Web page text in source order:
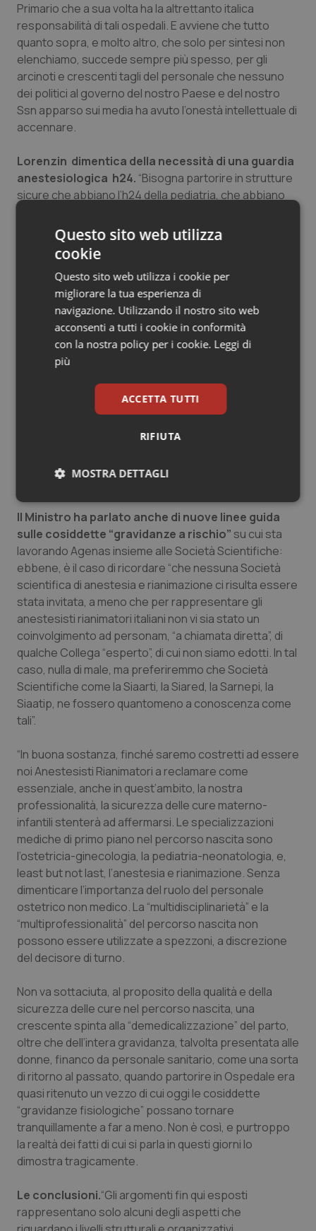
Primario che a sua volta ha la altrettanto italica
responsabilità di tali ospedali. E avviene che tutto
quanto sopra, e molto altro, che solo per sintesi non
elenchiamo, succede sempre più spesso, per gli
arcinoti e crescenti tagli del personale che nessuno
dei politici al governo del nostro Paese e del nostro
Ssn apparso sui media ha avuto l’onestà intellettuale di
accennare.
Lorenzin dimentica della necessità di una guardia
anestesiologica h24. “Bisogna partorire in strutture
sicure che abbiano l’h24 della pediatria, che abbiano
subintensiva per la partoriente” ha dichiarato il Ministro
Lorenzin. Le va riconosciuto il merito con quest’ultima
precisazione – proseguono gli anestesisti dell’Aaroi
Emac – “di aver metabolizzato il necessario
superamento di una visione esclusivamente
“neonatocentrica” del percorso nascita in Italia, che
finora ha albergato in diverse sedi istituzionali,
comprese alcune commissioni parlamentari dedicate a
quest’ambito del nostro Ssn. Peccato si sia
dimenticata della necessità di una guardia
anestesiologica, anch’essa h24. Può darsi che una
comprensibile difficoltà a tenere in debito conto tutta
la complessità organizzativa e professionale che
perdere di vista questo dettaglio… se così è stato,
nessun problema, siamo qui a ricordarglielo”.
Il Ministro ha parlato anche di nuove linee guida
sulle cosiddette “gravidanze a rischio” su cui sta
lavorando Agenas insieme alle Società Scientifiche:
ebbene, è il caso di ricordare “che nessuna Società
scientifica di anestesia e rianimazione ci risulta essere
stata invitata, a meno che per rappresentare gli
anestesisti rianimatori italiani non vi sia stato un
coinvolgimento ad personam, “a chiamata diretta”, di
qualche Collega “esperto”, di cui non siamo edotti. In tal
caso, nulla di male, ma preferiremmo che Società
Scientifiche come la Siaarti, la Siared, la Sarnepi, la
Siaatip, ne fossero quantomeno a conoscenza come
tali”.
“In buona sostanza, finché saremo costretti ad essere
noi Anestesisti Rianimatori a reclamare come
essenziale, anche in quest’ambito, la nostra
professionalità, la sicurezza delle cure materno-
infantili stenterà ad affermarsi. Le specializzazioni
mediche di primo piano nel percorso nascita sono
l’ostetricia-ginecologia, la pediatria-neonatologia, e,
least but not last, l’anestesia e rianimazione. Senza
dimenticare l’importanza del ruolo del personale
ostetrico non medico. La “multidisciplinarietà” e la
“multiprofessionalità” del percorso nascita non
possono essere utilizzate a spezzoni, a discrezione
del decisore di turno.
Non va sottaciuta, al proposito della qualità e della
sicurezza delle cure nel percorso nascita, una
crescente spinta alla “demedicalizzazione” del parto,
oltre che dell’intera gravidanza, talvolta presentata alle
donne, financo da personale sanitario, come una sorta
di ritorno al passato, quando partorire in Ospedale era
quasi ritenuto un vezzo di cui oggi le cosiddette
“gravidanze fisiologiche” possano tornare
tranquillamente a far a meno. Non è così, e purtroppo
la realtà dei fatti di cui si parla in questi giorni lo
dimostra tragicamente.
Le conclusioni.“Gli argomenti fin qui esposti
rappresentano solo alcuni degli aspetti che
Questo sito web utilizza
cookie
Questo sito web utilizza i cookie per
migliorare la tua esperienza di
navigazione. Utilizzando il nostro sito web
acconsenti a tutti i cookie in conformità
con la nostra policy per i cookie. Leggi di
più
ACCETTA TUTTI
RIFIUTA
MOSTRA DETTAGLI
Necessari Statistici Marketing
Necessari Statistici Marketing
sito web abilitandone funzionalità di base quali la
navigazione sulle pagine e l'accesso alle aree
protette del sito. Il sito web non è in grado di
funzionare correttamente senza questi cookie.
Fornitore Dominio
CookieScriptConsent
CookieScript
tracking-sites-ironfish-
tracking-enable
www.quotidianosanita.it
tracking-sites-ironfish-
session-id
www.quotidianosanita.it